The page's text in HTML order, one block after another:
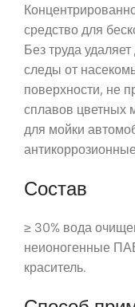
средство для
Без труда
следы от
поверхности, не
сплавов цветных
для мойки
Состав
≥ 30% вода
неионогенные
краситель.